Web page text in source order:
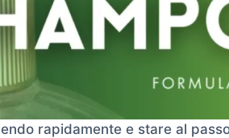
rapidamente e stare al